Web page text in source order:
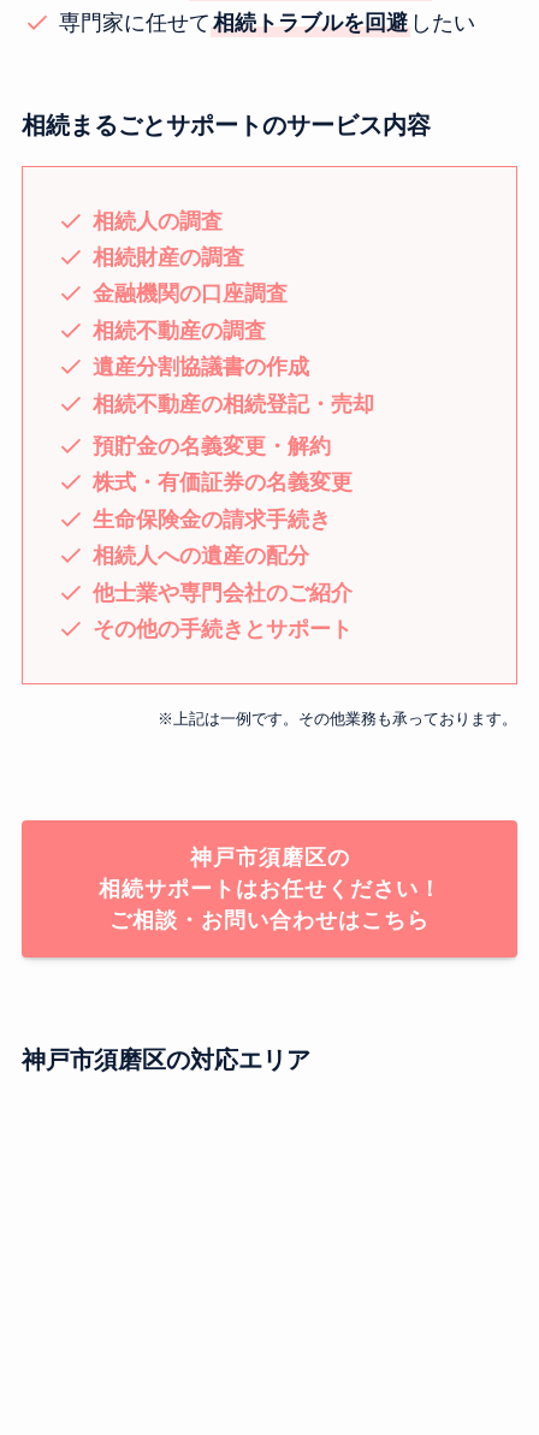
専門家に任せて 相続トラブルを回避 したい
相続まるごとサポートのサービス内容
相続人の調査
相続財産の調査
金融機関の口座調査
相続不動産の調査
遺産分割協議書の作成
相続不動産の相続登記・売却
預貯金の名義変更・解約
株式・有価証券の名義変更
生命保険金の請求手続き
相続人への遺産の配分
他士業や専門会社のご紹介
その他の手続きとサポート
※上記は一例です。その他業務も承っております。
神戸市須磨区の
相続サポートはお任せください！
ご相談・お問い合わせはこちら
神戸市須磨区の対応エリア